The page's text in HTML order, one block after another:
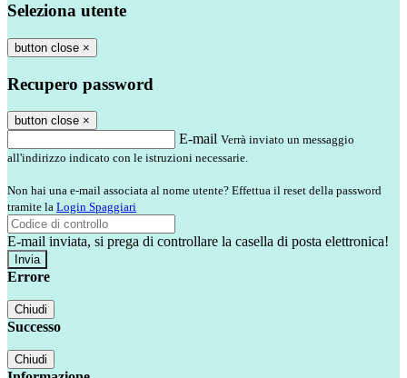
Seleziona utente
button close ×
Recupero password
button close ×
E-mail Verrà inviato un messaggio
all'indirizzo indicato con le istruzioni necessarie.
Non hai una e-mail associata al nome utente? Effettua il reset della password
tramite la Login Spaggiari
E-mail inviata, si prega di controllare la casella di posta elettronica!
Errore
Chiudi
Successo
Chiudi